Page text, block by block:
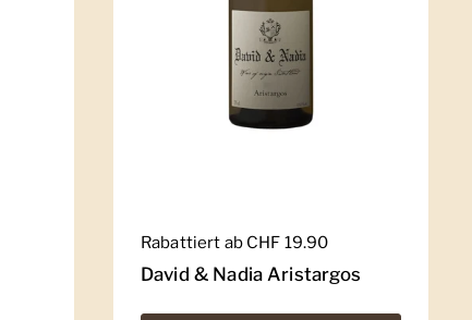
Regulärer Preis
Rabattiert ab CHF 19.90
David & Nadia Aristargos